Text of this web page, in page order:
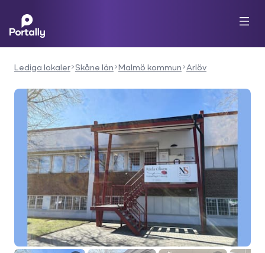
Lediga lokaler Skåne län Malmö kommun Arlöv